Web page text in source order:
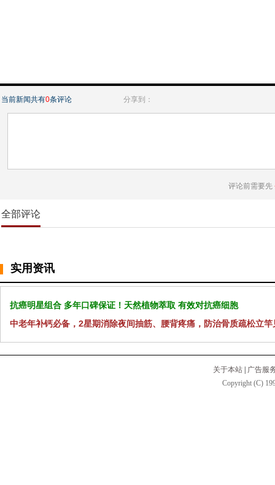
当前新闻共有0条评论 分享到：
评论前需要先
全部评论
实用资讯
抗癌明星组合 多年口碑保证！天然植物萃取 有效对抗癌细胞
中老年补钙必备，2星期消除夜间抽筋、腰背疼痛，防治骨质疏松立竿
关于本站
广告服
Copyright (C)